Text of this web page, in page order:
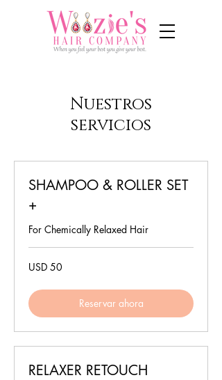
Nuestros
servicios
SHAMPOO & ROLLER SET
+
For Chemically Relaxed Hair
50
dólares
USD 50
Reservar ahora
RELAXER RETOUCH